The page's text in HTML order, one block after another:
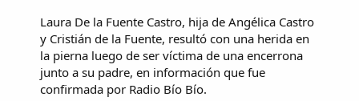
Laura De la Fuente Castro, hija de Angélica Castro
y Cristián de la Fuente, resultó con una herida en
la pierna luego de ser víctima de una encerrona
junto a su padre, en información que fue
confirmada por Radio Bío Bío.